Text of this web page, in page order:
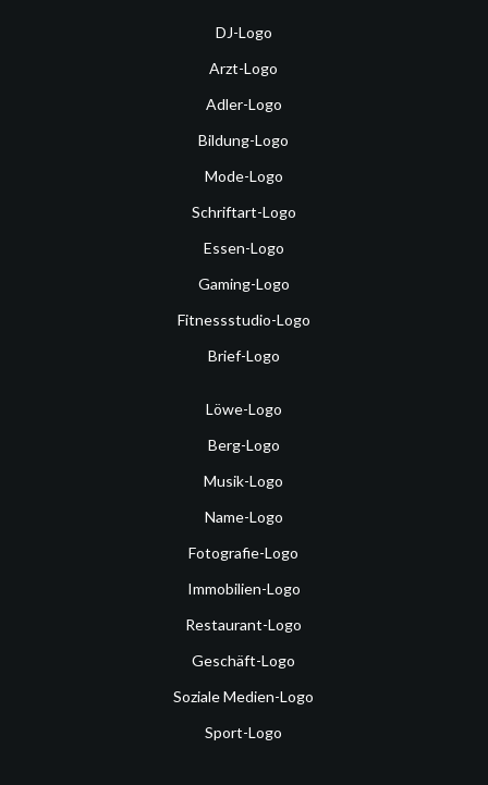
DJ-Logo
Arzt-Logo
Adler-Logo
Bildung-Logo
Mode-Logo
Schriftart-Logo
Essen-Logo
Gaming-Logo
Fitnessstudio-Logo
Brief-Logo
Löwe-Logo
Berg-Logo
Musik-Logo
Name-Logo
Fotografie-Logo
Immobilien-Logo
Restaurant-Logo
Geschäft-Logo
Soziale Medien-Logo
Sport-Logo